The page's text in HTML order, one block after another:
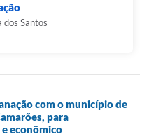
dos Santos
com o município de
para
econômico